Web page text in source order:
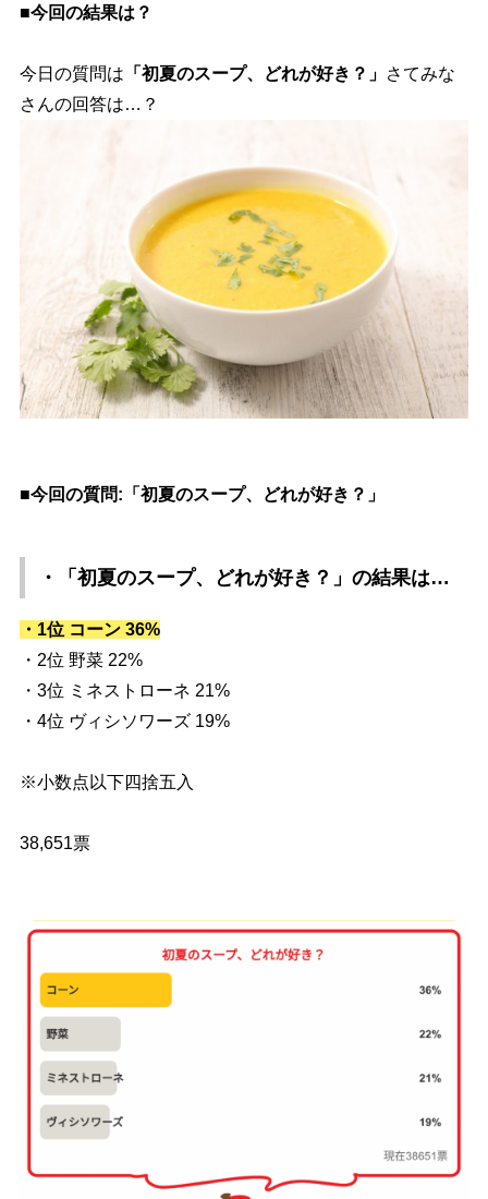
■今回の結果は？
今日の質問は 「初夏のスープ、どれが好き？」 さてみな
さんの回答は…？
■今回の質問:「初夏のスープ、どれが好き？」
・「初夏のスープ、どれが好き？」 の結果は…
・1位 コーン 36%
・2位 野菜 22%
・3位 ミネストローネ 21%
・4位 ヴィシソワーズ 19%
※小数点以下四捨五入
38,651票